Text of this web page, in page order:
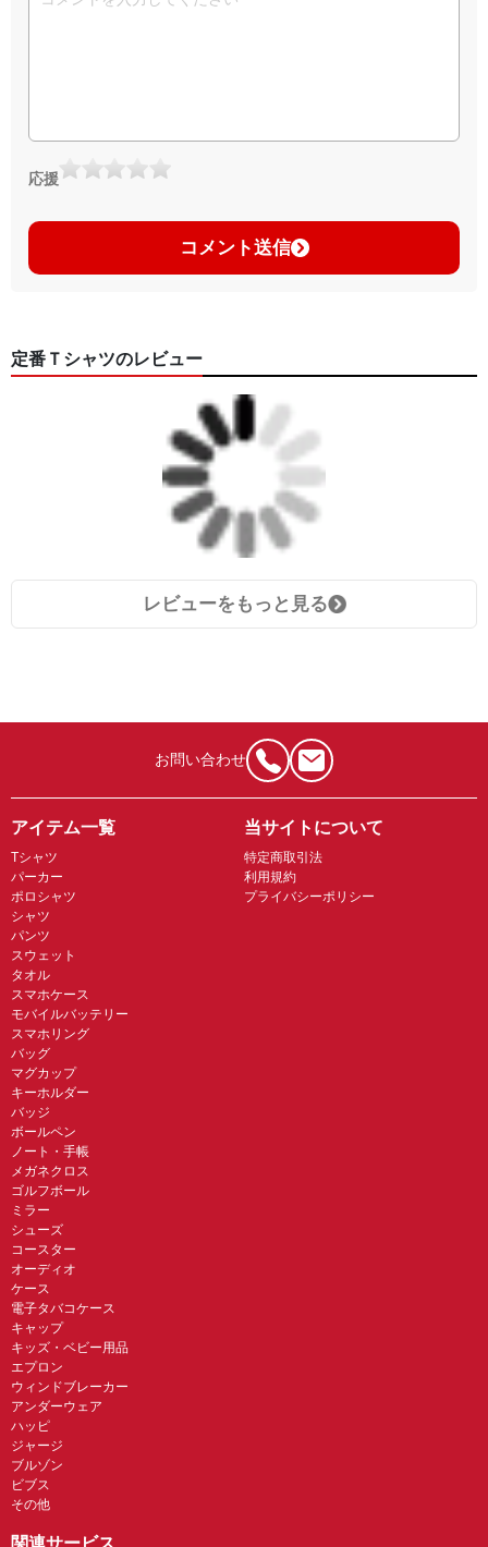
応援
コメント送信
定番Ｔシャツのレビュー
レビューをもっと見る
お問い合わせ
アイテム一覧
Tシャツ
パーカー
ポロシャツ
シャツ
パンツ
スウェット
タオル
スマホケース
モバイルバッテリー
スマホリング
バッグ
マグカップ
キーホルダー
バッジ
ボールペン
ノート・手帳
メガネクロス
ゴルフボール
ミラー
シューズ
コースター
オーディオ
ケース
電子タバコケース
キャップ
キッズ・ベビー用品
エプロン
ウィンドブレーカー
アンダーウェア
ハッピ
ジャージ
ブルゾン
ビブス
その他
当サイトについて
特定商取引法
利用規約
プライバシーポリシー
関連サービス